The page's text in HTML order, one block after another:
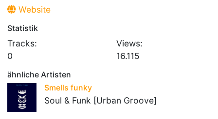
Website
Statistik
Tracks:
0
Views:
16.115
ähnliche Artisten
Smells funky
Soul & Funk [Urban Groove]